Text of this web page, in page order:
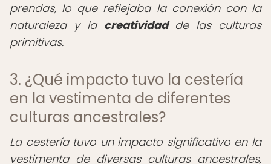
prendas, lo que reflejaba la conexión con la
naturaleza y la creatividadde las culturas
primitivas.
3. ¿Qué impacto tuvo la cestería
en la vestimenta de diferentes
culturas ancestrales?
La cestería tuvo un impacto significativo en la
vestimenta de diversas culturas ancestrales,